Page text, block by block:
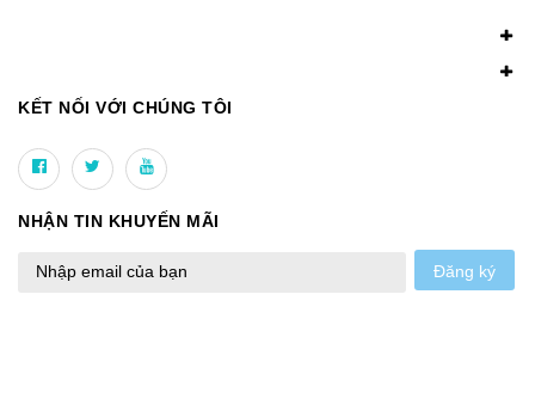
KẾT NỐI VỚI CHÚNG TÔI
NHẬN TIN KHUYẾN MÃI
Đăng ký